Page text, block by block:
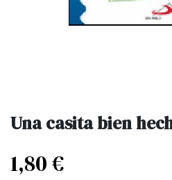
Una casita bien
1,80€